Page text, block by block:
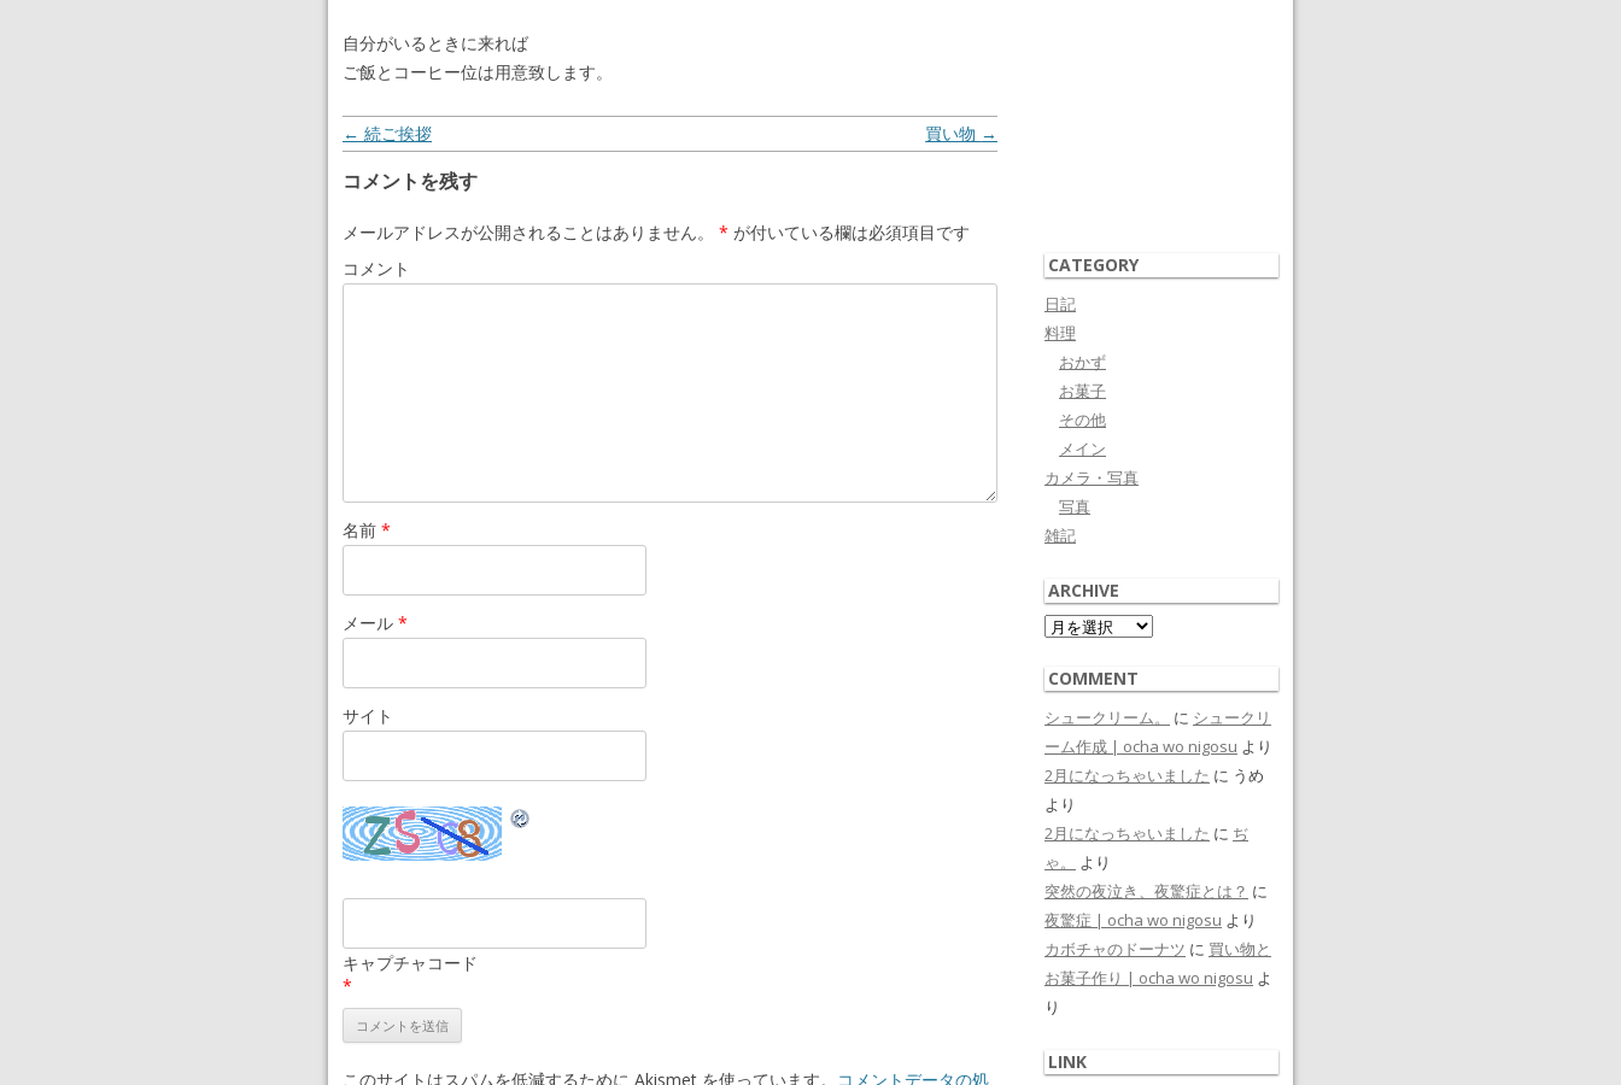
自分がいるときに来れば
ご飯とコーヒー位は用意致します。
投稿ナビゲーション 買い物 →
← 続ご挨拶
コメントを残す
メールアドレスが公開されることはありません。 * が付いている欄は必須項目です
コメント
名前 *
メール *
サイト
キャプチャコード
*
このサイトはスパムを低減するために Akismet を使っています。 コメントデータの処
CATEGORY
日記
料理
おかず
お菓子
その他
メイン
カメラ・写真
写真
雑記
ARCHIVE
Archive
COMMENT
シュークリーム。 に シュークリ
ーム作成 | ocha wo nigosu より
2月になっちゃいました に うめ
より
2月になっちゃいました に ぢ
ゃ。
より
突然の夜泣き、夜驚症とは？ に
夜驚症 | ocha wo nigosu より
カボチャのドーナツ に 買い物と
お菓子作り | ocha wo nigosu よ
り
LINK